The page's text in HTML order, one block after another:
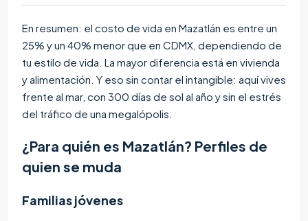
En resumen: el costo de vida en Mazatlán es entre un
25% y un 40% menor que en CDMX, dependiendo de
tu estilo de vida. La mayor diferencia está en vivienda
y alimentación. Y eso sin contar el intangible: aquí vives
frente al mar, con 300 días de sol al año y sin el estrés
del tráfico de una megalópolis.
¿Para quién es Mazatlán? Perfiles de
quien se muda
Familias jóvenes